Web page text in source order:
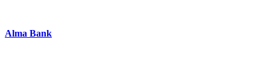
Alma Bank